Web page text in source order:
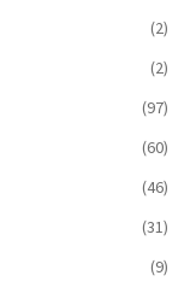
(2)
(2)
(97)
(60)
(46)
(31)
(9)